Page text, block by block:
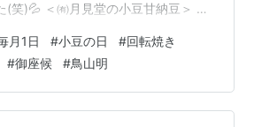
(笑)💦 ＜㈲月見堂の小豆甘納豆＞ し
とったと実感しているところ、毎月1
されています(2007年、井村屋グルー
ことで、小豆の日に因んで餡子を使
したいと思います😋😋 今川焼きの店
月1日 #小豆の日 #回転焼き
#御座候 #鳥山明